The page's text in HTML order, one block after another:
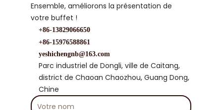
Ensemble, améliorons la présentation de
votre buffet !
+86-13829066650
+86-15976588861
yeshichengnb@163.com
Parc industriel de Dongli, ville de Caitang,
district de Chaoan Chaozhou, Guang Dong,
Chine
Votre